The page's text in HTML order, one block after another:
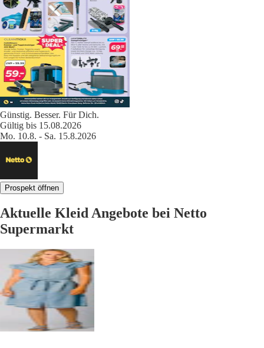
Günstig. Besser. Für Dich.
Gültig bis 15.08.2026
Mo. 10.8. - Sa. 15.8.2026
Prospekt öffnen
Aktuelle Kleid Angebote bei Netto
Supermarkt